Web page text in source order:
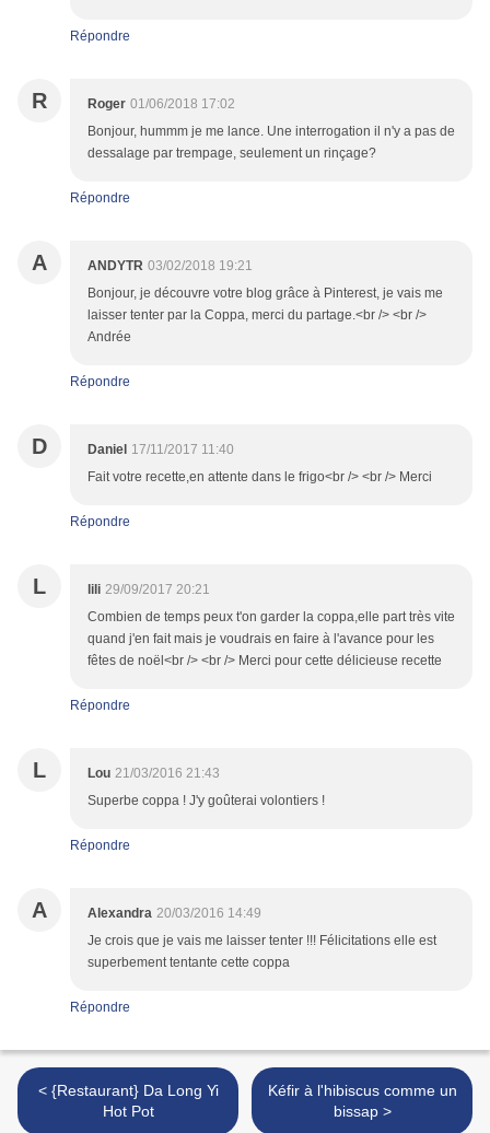
Répondre
R Roger 01/06/2018 17:02
Bonjour, hummm je me lance. Une interrogation il n'y a pas de
dessalage par trempage, seulement un rinçage?
Répondre
A ANDYTR 03/02/2018 19:21
Bonjour, je découvre votre blog grâce à Pinterest, je vais me
laisser tenter par la Coppa, merci du partage.<br /> <br />
Andrée
Répondre
D Daniel 17/11/2017 11:40
Fait votre recette,en attente dans le frigo<br /> <br /> Merci
Répondre
L lili 29/09/2017 20:21
Combien de temps peux t'on garder la coppa,elle part très vite
quand j'en fait mais je voudrais en faire à l'avance pour les
fêtes de noël<br /> <br /> Merci pour cette délicieuse recette
Répondre
L Lou 21/03/2016 21:43
Superbe coppa ! J'y goûterai volontiers !
Répondre
A Alexandra 20/03/2016 14:49
Je crois que je vais me laisser tenter !!! Félicitations elle est
superbement tentante cette coppa
Répondre
< {Restaurant} Da Long Yi
Hot Pot
Kéfir à l'hibiscus comme un
bissap >